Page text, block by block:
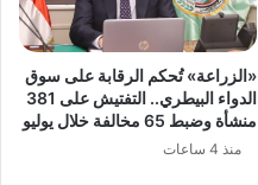
«الزراعة» تُحكم الرقابة على سوق
الدواء البيطري.. التفتيش على 381
منشأة وضبط 65 مخالفة خلال يوليو
منذ 4 ساعات